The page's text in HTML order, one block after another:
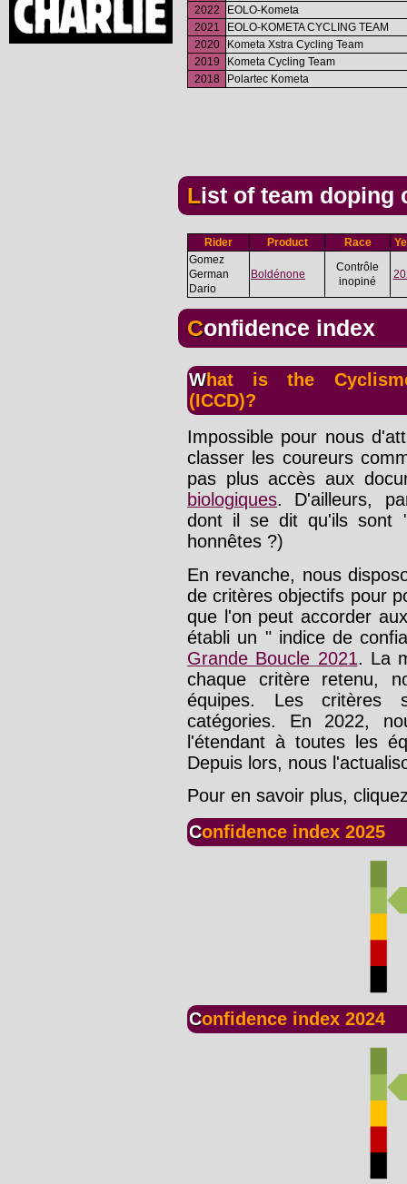
2022
EOLO-Kometa
2021
EOLO-KOMETA CYCLING TEAM
2020
Kometa Xstra Cycling Team
2019
Kometa Cycling Team
2018
Polartec Kometa
List of team doping
Rider Product Race
Gomez
German
Dario
Boldénone
Contrôle
inopiné
Confidence index
What is the Cyclisme-Dopage.com Confidence Index
(ICCD)?
Impossible pour nous
classer les coureurs
pas plus accès aux
biologiques. D'ailleurs,
dont il se dit qu'ils sont
honnêtes ?)
En revanche, nous
de critères objectifs pour
que l'on peut accorder
établi un " indice de
Grande Boucle 2021. La
chaque critère retenu,
équipes. Les critères
catégories. En 2022,
l'étendant à toutes les
Depuis lors, nous
Pour en savoir plus,
Confidence index 2025
Confidence index 2024